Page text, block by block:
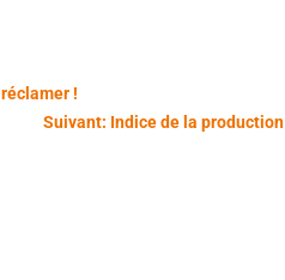
!
Suivant: Indice de la